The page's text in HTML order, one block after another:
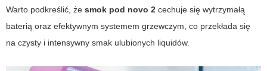
Warto podkreślić, że smok pod novo 2 cechuje się wytrzymałą
baterią oraz efektywnym systemem grzewczym, co przekłada się
na czysty i intensywny smak ulubionych liquidów.